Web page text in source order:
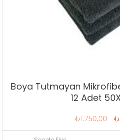
Boya Tutmayan
12 Adet
₺1.750,00 ₺